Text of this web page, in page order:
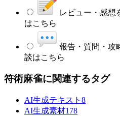
レビュー・感想
はこちら
報告・質問・攻
談はこちら
符術麻雀に関連するタグ
AI生成テキスト 8
AI生成素材178